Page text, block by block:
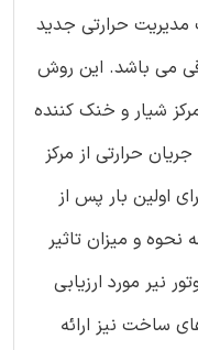
حرارتی جدید
می باشد. این روش
شیار و خنک کننده
حرارتی از مرکز
اولین بار پس از
و میزان تاثیر
نیر مورد ارزیابی
ساخت نیز ارائه